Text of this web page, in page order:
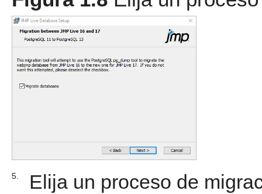
5. Elija un proceso de